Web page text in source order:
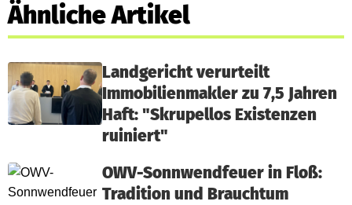
Ähnliche Artikel
Landgericht verurteilt
Immobilienmakler zu 7,5 Jahren
Haft: "Skrupellos Existenzen
ruiniert"
OWV-Sonnwendfeuer in Floß:
Tradition und Brauchtum